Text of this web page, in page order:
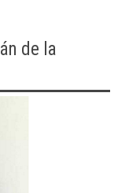
de la